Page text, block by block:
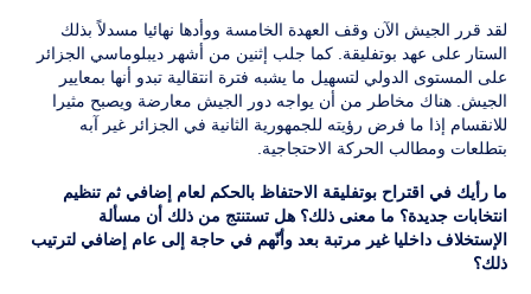
لقد قرر الجيش الآن وقف العهدة الخامسة ووأدها نهائيا مسدلاً بذلك
الستار على عهد بوتفليقة. كما جلب إثنين من أشهر ديبلوماسي الجزائر
على المستوى الدولي لتسهيل ما يشبه فترة انتقالية تبدو أنها بمعايير
الجيش. هناك مخاطر من أن يواجه دور الجيش معارضة ويصبح مثيرا
للانقسام إذا ما فرض رؤيته للجمهورية الثانية في الجزائر غير آبه
بتطلعات ومطالب الحركة الاحتجاجية.
ما رأيك في اقتراح بوتفليقة الاحتفاظ بالحكم لعام إضافي ثم تنظيم
انتخابات جديدة؟ ما معنى ذلك؟ هل تستنتج من ذلك أن مسألة
الإستخلاف داخليا غير مرتبة بعد وأنّهم في حاجة إلى عام إضافي لترتيب
ذلك؟